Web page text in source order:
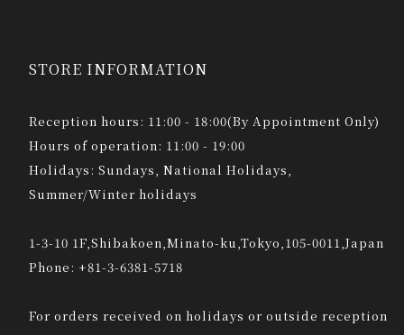
STORE INFORMATION
Reception hours: 11:00 - 18:00(By Appointment Only)
Hours of operation: 11:00 - 19:00
Holidays: Sundays, National Holidays,
Summer/Winter holidays
1-3-10 1F,Shibakoen,Minato-ku,Tokyo,105-0011,Japan
Phone: +81-3-6381-5718
For orders received on holidays or outside reception